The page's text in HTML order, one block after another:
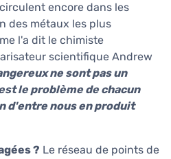
encore dans les
des métaux les plus
l'a dit le chimiste
scientifique Andrew
ne sont pas un
le problème de chacun
d'entre nous en produit
? Le réseau de points de